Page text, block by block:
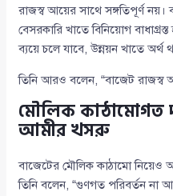
রাজস্ব আয়ের সাথে সঙ্গতিপূর্ণ
বেসরকারি খাতে বিনিয়োগ
ব্যয়ে চলে যাবে, উন্নয়ন খাতে অর্থ
তিনি আরও বলেন, “বাজেট রাজস্ব
মৌলিক কাঠামোগত
আমীর খসরু
বাজেটের মৌলিক কাঠামো নিয়েও
তিনি বলেন, “গুণগত পরিবর্তন না